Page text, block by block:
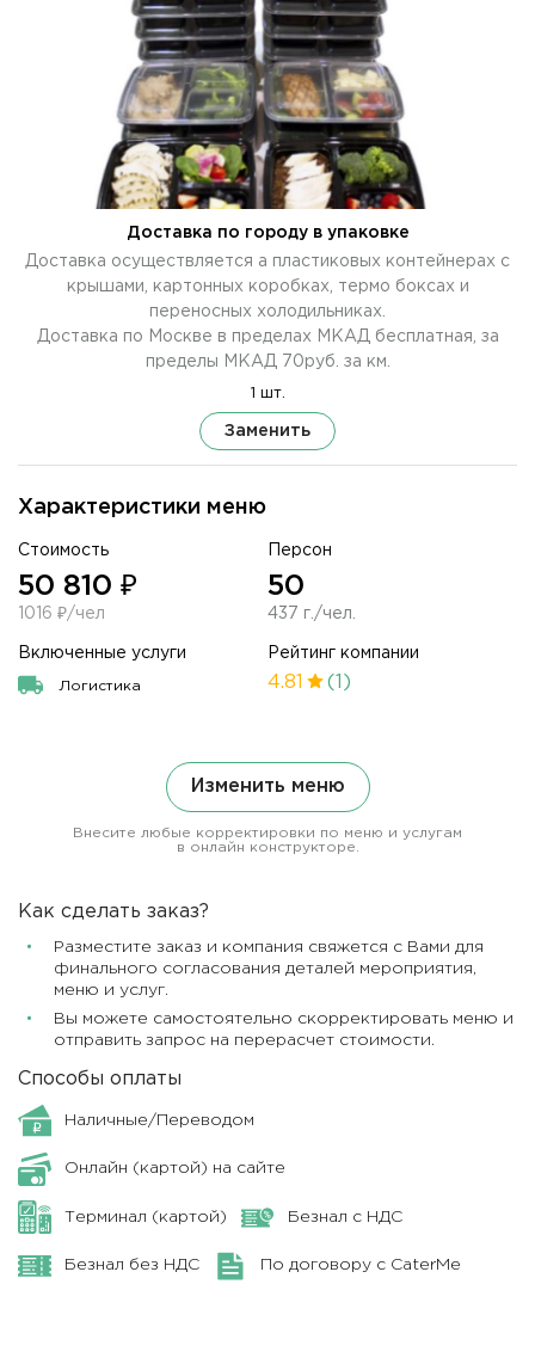
Характеристики меню
Стоимость
50 810 ₽
1016 ₽/чел
Персон
50
437 г./чел.
Включенные услуги
Логистика
Рейтинг компании
4.81 (1)
Изменить меню
Внесите любые корректировки по меню и услугам
в онлайн конструкторе.
Доставка по городу в упаковке
Доставка осуществляется а пластиковых контейнерах с
крышами, картонных коробках, термо боксах и
переносных холодильниках.
Доставка по Москве в пределах МКАД бесплатная, за
пределы МКАД 70руб. за км.
1 шт.
Заменить
Как сделать заказ?
Разместите заказ и компания свяжется с Вами для
финального согласования деталей мероприятия,
меню и услуг.
Вы можете самостоятельно скорректировать меню и
отправить запрос на перерасчет стоимости.
Способы оплаты
Наличные/Переводом
Онлайн (картой) на сайте
Терминал (картой) Безнал с НДС
Безнал без НДС По договору с CaterMe